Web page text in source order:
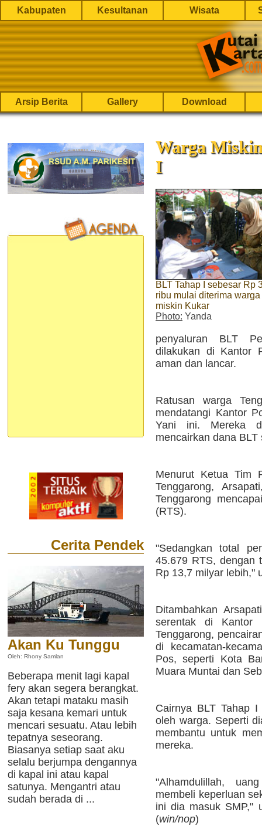
Kabupaten Kesultanan Wisata
Arsip Berita Gallery Download
Cerita Pendek
Akan Ku Tunggu
Oleh: Rhony Samlan
Beberapa menit lagi kapal
fery akan segera berangkat.
Akan tetapi mataku masih
saja kesana kemari untuk
mencari sesuatu. Atau lebih
tepatnya seseorang.
Biasanya setiap saat aku
selalu berjumpa dengannya
di kapal ini atau kapal
satunya. Mengantri atau
sudah berada di ...
Warga
I
BLT Tahap I sebesar Rp
ribu mulai diterima warga
miskin Kukar
Photo: Yanda
penyaluran BLT
dilakukan di Kantor
aman dan lancar.
Ratusan warga
mendatangi Kantor
Yani ini. Mereka
mencairkan dana
Menurut Ketua Tim
Tenggarong,
Tenggarong
(RTS).
"Sedangkan total
45.679 RTS, dengan
Rp 13,7 milyar lebih,"
Ditambahkan
serentak di
Tenggarong,
di kecamatan-
Pos, seperti Kota
Muara Muntai dan
Cairnya BLT Tahap
oleh warga. Seperti
membantu untuk
mereka.
"Alhamdulillah,
membeli keperluan
ini dia masuk SMP,"
(win/nop)